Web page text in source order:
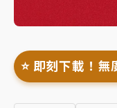
⭐️ 即刻下載！